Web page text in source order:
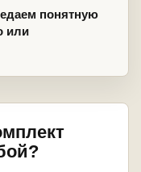
понятную
или